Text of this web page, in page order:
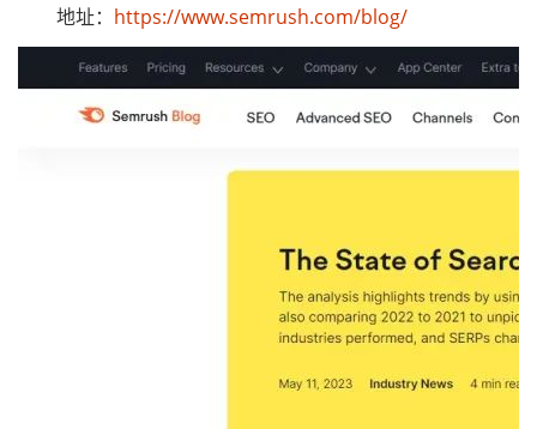
地址： https://www.semrush.com/blog/